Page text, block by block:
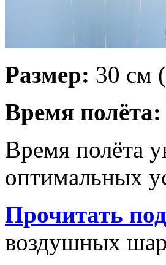
Размер: 30 см
Время полёта:
Время полёта
оптимальных
Прочитать
воздушных